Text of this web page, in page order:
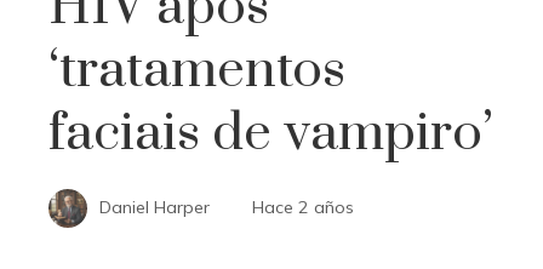
‘tratamentos
faciais de vampiro’
Daniel Harper Hace 2 años